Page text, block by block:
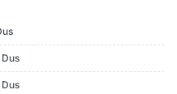
Dus
Dus